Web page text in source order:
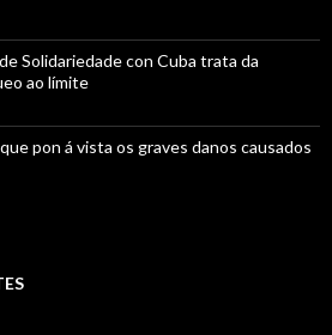
Solidariedade con Cuba trata da
ao límite
pon á vista os graves danos causados